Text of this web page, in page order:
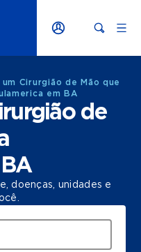
Cirurgião de Mão que
em BA
de
doenças, unidades e